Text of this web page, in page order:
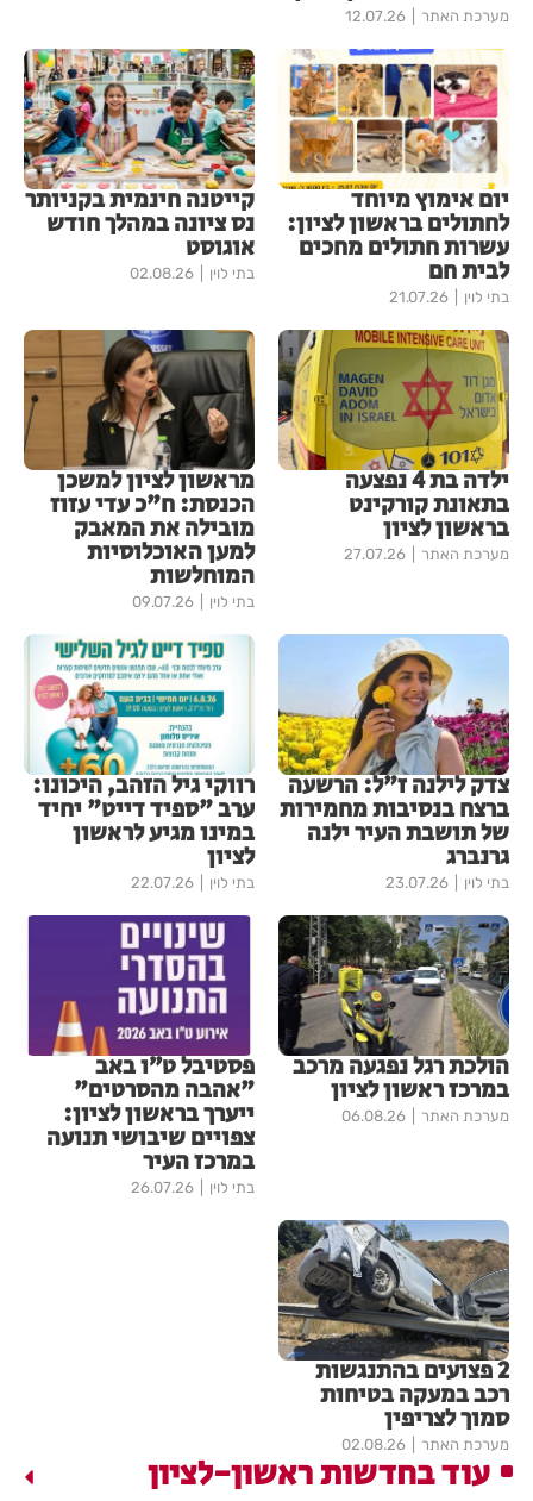
מערכת האתר 12.07.26
יום אימוץ מיוחד
לחתולים בראשון לציון:
עשרות חתולים מחכים
לבית חם
בתי לוין 21.07.26
קייטנה חינמית בקניותר
נס ציונה במהלך חודש
אוגוסט
בתי לוין 02.08.26
ילדה בת 4 נפצעה
בתאונת קורקינט
בראשון לציון
מערכת האתר 27.07.26
מראשון לציון למשכן
הכנסת: ח"כ עדי עזוז
מובילה את המאבק
למען האוכלוסיות
המוחלשות
בתי לוין 09.07.26
צדק לילנה ז"ל: הרשעה
ברצח בנסיבות מחמירות
של תושבת העיר ילנה
גרנברג
בתי לוין 23.07.26
רווקי גיל הזהב, היכונו:
ערב "ספיד דייט" יחיד
במינו מגיע לראשון
לציון
בתי לוין 22.07.26
הולכת רגל נפגעה מרכב
במרכז ראשון לציון
מערכת האתר 06.08.26
פסטיבל ט״ו באב
"אהבה מהסרטים"
ייערך בראשון לציון:
צפויים שיבושי תנועה
במרכז העיר
בתי לוין 26.07.26
2 פצועים בהתנגשות
רכב במעקה בטיחות
סמוך לצריפין
מערכת האתר 02.08.26
עוד בחדשות ראשון-לציון